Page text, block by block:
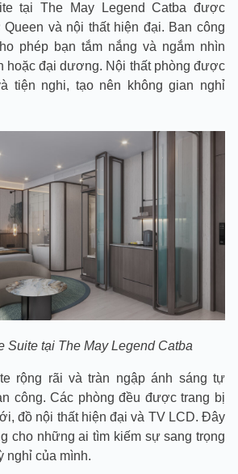
tại The May Legend Catba được
và nội thất hiện đại. Ban công
phép bạn tắm nắng và ngắm nhìn
hoặc đại dương. Nội thất phòng được
tiện nghi, tạo nên không gian nghỉ
Suite tại The May Legend Catba
rộng rãi và tràn ngập ánh sáng tự
công. Các phòng đều được trang bị
đồ nội thất hiện đại và TV LCD. Đây
cho những ai tìm kiếm sự sang trọng
nghỉ của mình.